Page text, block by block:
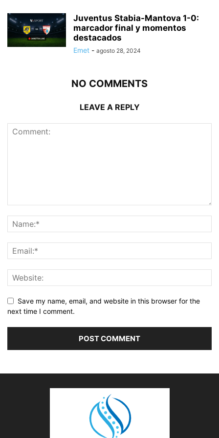
Juventus Stabia-Mantova 1-0:
marcador final y momentos
destacados
Emet - agosto 28, 2024
NO COMMENTS
LEAVE A REPLY
Save my name, email, and website in this browser for the
next time I comment.